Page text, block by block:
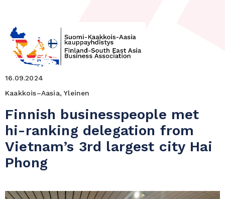
16.09.2024
Kaakkois–Aasia, Yleinen
Finnish businesspeople met
hi-ranking delegation from
Vietnam’s 3rd largest city Hai
Phong